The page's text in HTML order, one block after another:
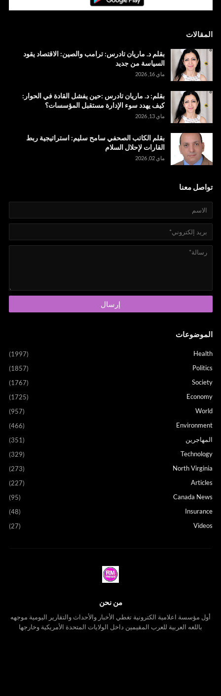
المقالات
بقلم د. ماريان تادرس: ترامب والصين: الاقتصاد يقود
السياسة من جديد
ماي 16, 2026
بقلم: د. ماريان تادرس :حين يفشل القادة في الحوار:
كيف يهدد سوء الإدارة مستقبل المؤسسات؟
ماي 13, 2026
بقلم الكاتب الصحفي سامح سليم: استراتيجية ربط
القارات لإحلال السلام
ماي 02, 2026
تواصل معنا
الموضوعات
Health
(1997)
Politics
(1857)
Society
(1767)
Economy
(1725)
World
(957)
Environment
(466)
المهاجرين
(351)
Technology
(329)
North Virginia
(273)
Articles
(227)
Canada News
(95)
Insurance
(48)
Videos
(27)
من نحن
أول مؤسسة اعلامية الكترونية تغطي الأخبار والأحداث والتقارير اليومية موجهه
باللغه العربية للعرب المقيمين داخل الولايات المتحدة الأمريكية وخارجها